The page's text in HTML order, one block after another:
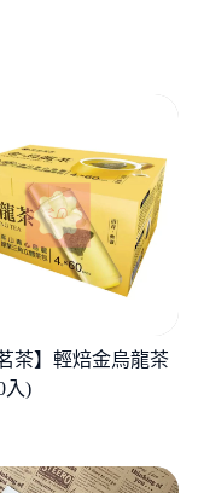
茶】輕焙金烏龍茶
入)